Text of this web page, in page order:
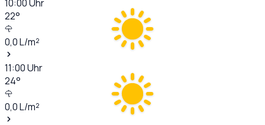
10:00Uhr
22°
0,0L/m²
11:00Uhr
24°
0,0L/m²